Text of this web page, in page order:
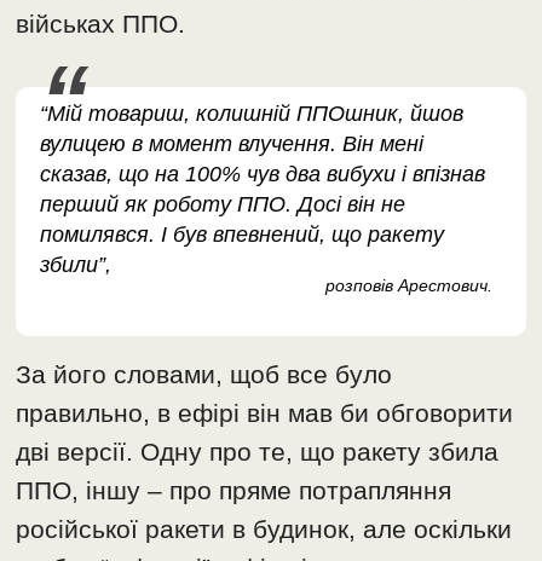
військах ППО.
“Мій товариш, колишній ППОшник, йшов
вулицею в момент влучення. Він мені
сказав, що на 100% чув два вибухи і впізнав
перший як роботу ППО. Досі він не
помилявся. І був впевнений, що ракету
збили”,
розповів Арестович.
За його словами, щоб все було
правильно, в ефірі він мав би обговорити
дві версії. Одну про те, що ракету збила
ППО, іншу – про пряме потрапляння
російської ракети в будинок, але оскільки